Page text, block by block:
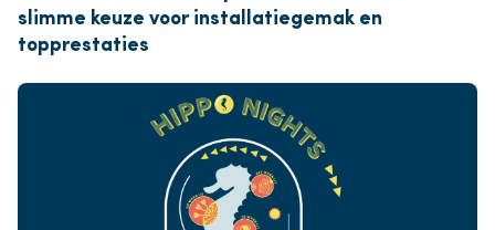
slimme keuze voor installatiegemak en
topprestaties